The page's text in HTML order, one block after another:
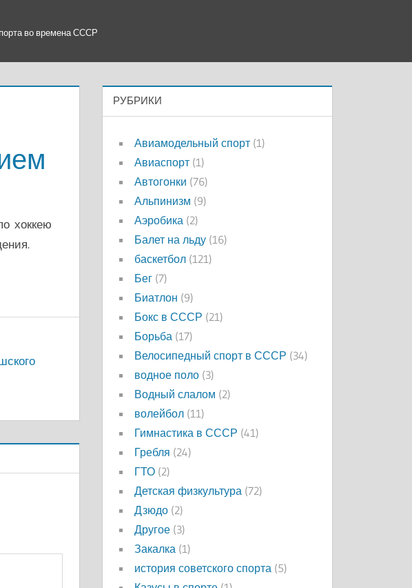
во времена СССР
хоккею
РУБРИКИ
Авиамодельный спорт (1)
Авиаспорт (1)
Автогонки (76)
Альпинизм (9)
Аэробика (2)
Балет на льду (16)
баскетбол (121)
Бег (7)
Биатлон (9)
Бокс в СССР (21)
Борьба (17)
Велосипедный спорт в СССР (34)
водное поло (3)
Водный слалом (2)
волейбол (11)
Гимнастика в СССР (41)
Гребля (24)
ГТО (2)
Детская физкультура (72)
Дзюдо (2)
Другое (3)
Закалка (1)
история советского спорта (5)